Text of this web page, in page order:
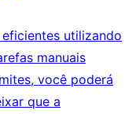
utilizando
manuais
você poderá
que a